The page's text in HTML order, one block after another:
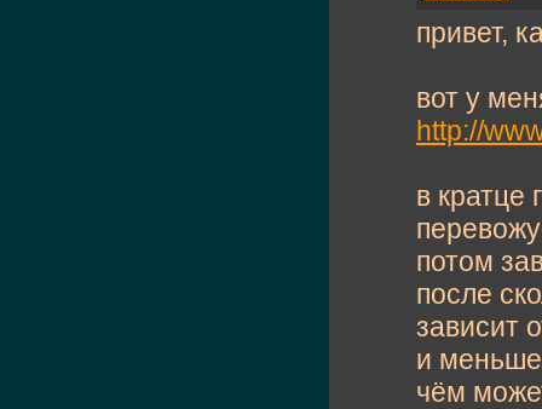
привет,
вот у
http://
в кратце
потом
после
зависит
и
чём